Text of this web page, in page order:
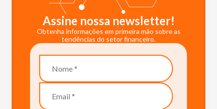
Assine nossa newsletter!
Obtenha informações em primeira mão sobre as
tendências do setor financeiro.